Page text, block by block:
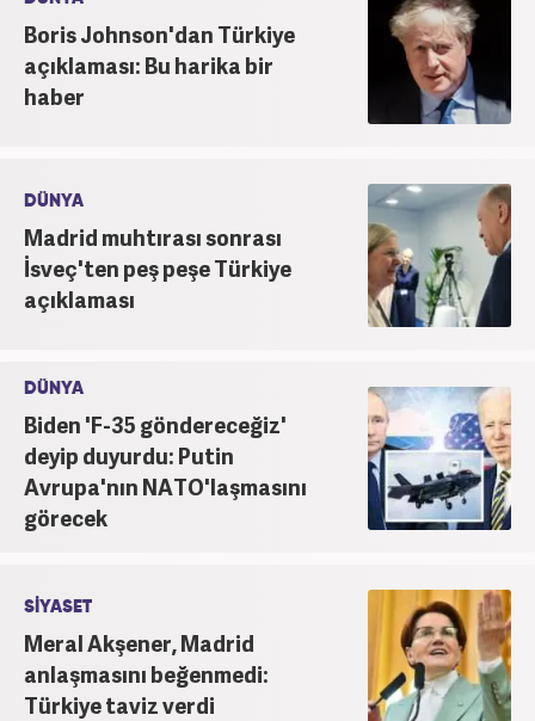
Boris Johnson'dan Türkiye
açıklaması: Bu harika bir
haber
DÜNYA
Madrid muhtırası sonrası
İsveç'ten peş peşe Türkiye
açıklaması
DÜNYA
Biden 'F-35 göndereceğiz'
deyip duyurdu: Putin
Avrupa'nın NATO'laşmasını
görecek
SİYASET
Meral Akşener, Madrid
anlaşmasını beğenmedi:
Türkiye taviz verdi